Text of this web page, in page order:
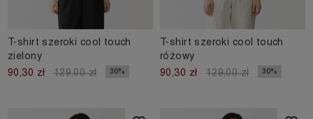
T-shirt szeroki cool touch
zielony
90,30 zł
129,00 zł 30%
T-shirt szeroki cool touch
różowy
90,30 zł
129,00 zł 30%